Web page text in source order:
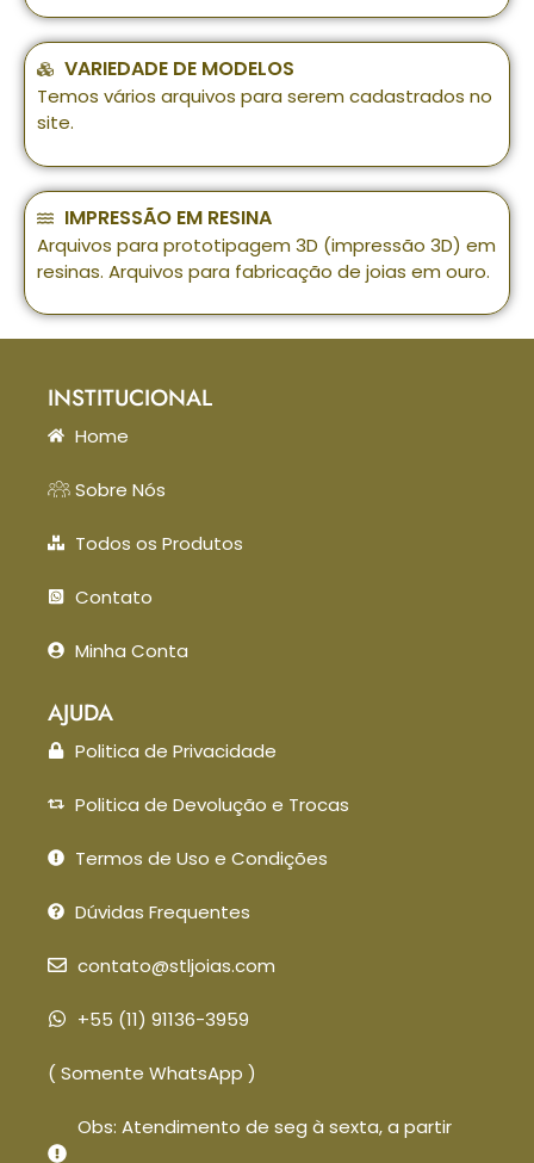
VARIEDADE DE MODELOS
Temos vários arquivos para serem cadastrados no
site.
IMPRESSÃO EM RESINA
Arquivos para prototipagem 3D (impressão 3D) em
resinas. Arquivos para fabricação de joias em ouro.
INSTITUCIONAL
Home
Sobre Nós
Todos os Produtos
Contato
Minha Conta
AJUDA
Politica de Privacidade
Politica de Devolução e Trocas
Termos de Uso e Condições
Dúvidas Frequentes
contato@stljoias.com
+55 (11) 91136-3959
( Somente WhatsApp )
Obs: Atendimento de seg à sexta, a partir